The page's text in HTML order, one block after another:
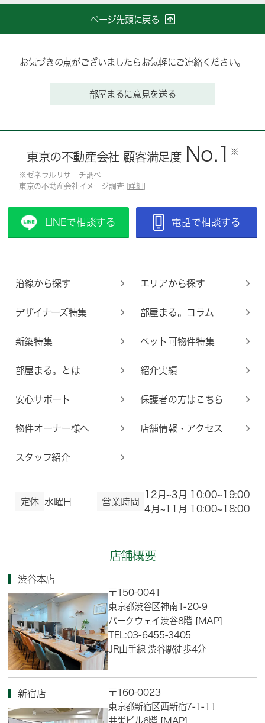
ページ先頭に戻る
お気づきの点がございましたらお気軽にご連絡ください。
部屋まるに意見を送る
東京の不動産会社 顧客満足度 No.1 ※
※ゼネラルリサーチ調べ
東京の不動産会社イメージ調査 [ 詳細
LINEで相談する 電話で相談する
沿線から探す エリアから探す
デザイナーズ特集 部屋まる。コラム
新築特集 ペット可物件特集
部屋まる。とは 紹介実績
安心サポート 保護者の方はこちら
物件オーナー様へ 店舗情報・アクセス
スタッフ紹介
定休 水曜日 営業時間
12月~3月 10:00~19:00
4月~11月 10:00~18:00
店舗概要
渋谷本店
〒150-0041
東京都渋谷区神南1-20-9
パークウェイ渋谷8階 [MAP]
TEL:03-6455-3405
JR山手線 渋谷駅徒歩4分
新宿店
〒160-0023
東京都新宿区西新宿7-1-11
共栄ビル6階 [MAP]